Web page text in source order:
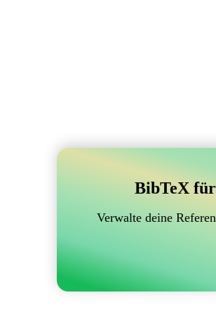
BibTeX
Verwalte deine